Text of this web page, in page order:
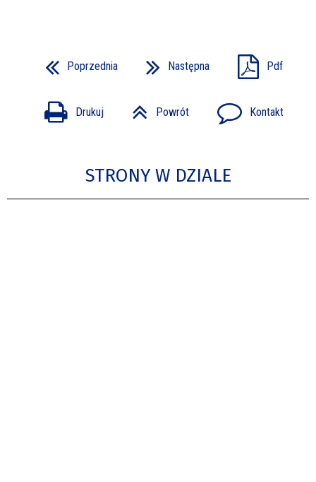
Poprzednia Następna Pdf
Drukuj Powrót Kontakt
STRONY W DZIALE